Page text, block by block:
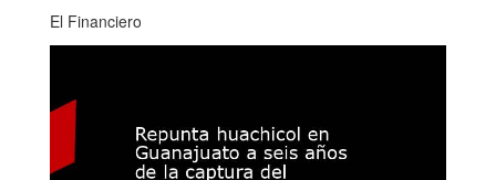
El Financiero